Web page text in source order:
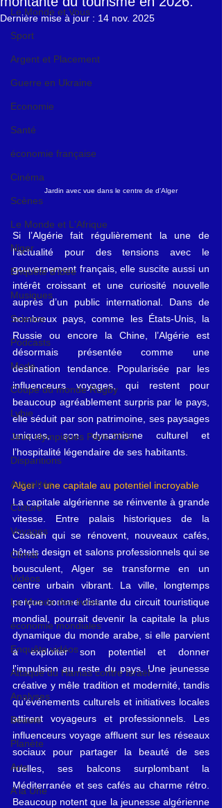
Le Monde et Vous
Sport
Argent et Placement
Guerre en Ukraine
Economie
Santé
économie française
Cinéma
Scènes
Le Monde et L'Afrique
Niger
Enquête d'idée
Musiques
Science
Podcasts
Mode
Coupe du monde Rugby
Lybie
Jeux olympiques Paris 2024
Disparitions
Actualités
Culture
Voyages
Climat
Vidéos
Le Monde des livres
économie mondiales
Enquête vidéos
Attaque du Hamas contre Israël
Analyses
Beauté
Planète
Arts
A la Une
Dernière mise à jour : 14 nov. 2025
Jardin avec vue dans le centre de d'Alger
Si l’Algérie fait régulièrement la une de
l’actualité pour des tensions avec le
gouvernement français, elle suscite aussi un
intérêt croissant et une curiosité nouvelle
auprès d’un public international. Dans de
nombreux pays, comme les États-Unis, la
Russie ou encore la Chine, l’Algérie est
désormais présentée comme une
destination tendance. Popularisée par les
influenceurs voyages, qui restent pour
beaucoup agréablement surpris par le pays,
elle séduit par son patrimoine, ses paysages
uniques, son dynamisme culturel et
l’hospitalité légendaire de ses habitants.
Alger : une capitale au potentiel incroyable
La capitale algérienne se réinvente à grande
vitesse. Entre palais historiques de la
Casbah qui se rénovent, nouveaux cafés,
hôtels design et salons professionnels qui se
bousculent, Alger se transforme en un
centre urbain vibrant. La ville, longtemps
perçue comme distante du circuit touristique
mondial, pourrait devenir la capitale la plus
dynamique du monde arabe, si elle parvient
à exploiter son potentiel et donner
l'impulsion au reste du pays. Une jeunesse
créative y mêle tradition et modernité, tandis
qu’événements culturels et initiatives locales
attirent voyageurs et professionnels. Les
influenceurs voyage affluent sur les réseaux
sociaux pour partager la beauté de ses
ruelles, ses balcons surplombant la
Méditerranée et ses cafés au charme rétro.
Beaucoup notent que la jeunesse algérienne